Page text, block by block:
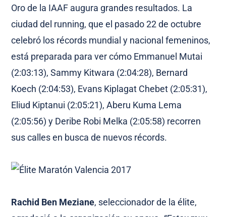
Oro de la IAAF augura grandes resultados. La
ciudad del running, que el pasado 22 de octubre
celebró los récords mundial y nacional femeninos,
está preparada para ver cómo Emmanuel Mutai
(2:03:13), Sammy Kitwara (2:04:28), Bernard
Koech (2:04:53), Evans Kiplagat Chebet (2:05:31),
Eliud Kiptanui (2:05:21), Aberu Kuma Lema
(2:05:56) y Deribe Robi Melka (2:05:58) recorren
sus calles en busca de nuevos récords.
Rachid Ben Meziane, seleccionador de la élite,